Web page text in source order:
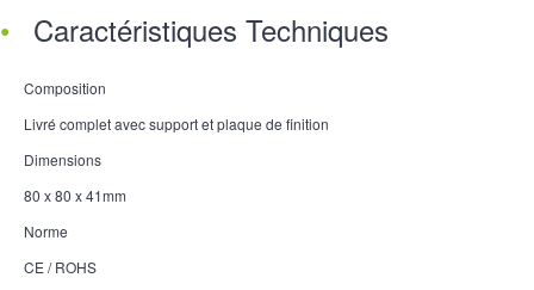
Caractéristiques Techniques
Composition
Livré complet avec support et plaque de finition
Dimensions
80 x 80 x 41mm
Norme
CE / ROHS